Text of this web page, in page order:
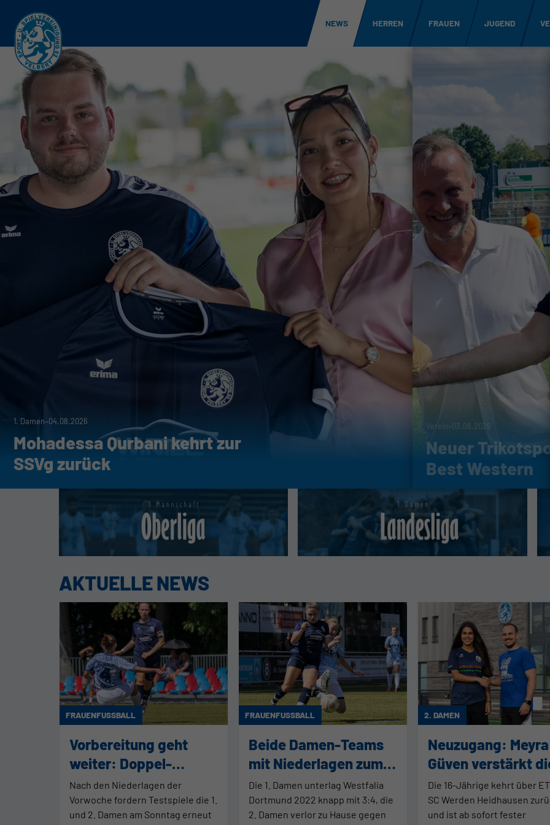
NEWS HERREN FRAUEN JUGEND
1. Damen-04.08.2026
Mohadessa Qurbani kehrt zur
SSVg zurück
Verein-03.08.2026
Neuer
Best Western
AKTUELLE NEWS
FRAUENFUSSBALL
Vorbereitung geht
weiter: Doppel-
Spieltag am
Wochenende
Nach den Niederlagen der
Vorwoche fordern Testspiele die 1.
und 2. Damen am Sonntag erneut
FRAUENFUSSBALL
Beide Damen-Teams
mit Niederlagen zum
Testspielauftakt
Die 1. Damen unterlag Westfalia
Dortmund 2022 knapp mit 3:4, die
2. Damen verlor zu Hause gegen
2. DAMEN
Neuzugang:
Güven verstärkt
Damen
Die 16-Jährige kehrt über
SC Werden Heidhausen
und ist ab sofort fester